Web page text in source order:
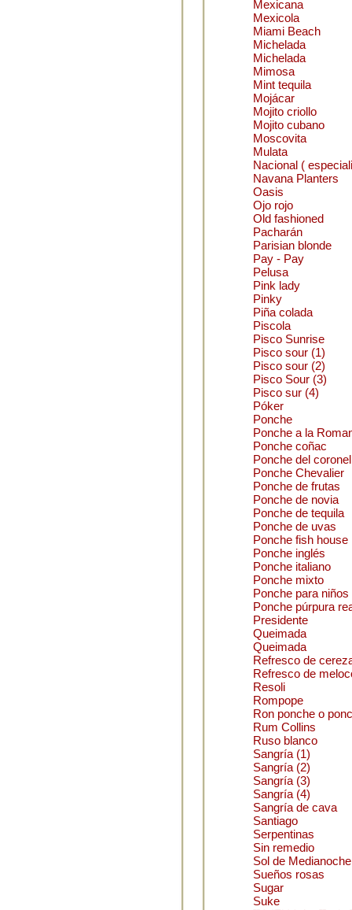
Mexicana
Mexicola
Miami Beach
Michelada
Michelada
Mimosa
Mint tequila
Mojácar
Mojito criollo
Mojito cubano
Moscovita
Mulata
Nacional (
Navana Planters
Oasis
Ojo rojo
Old fashioned
Pacharán
Parisian blonde
Pay - Pay
Pelusa
Pink lady
Pinky
Piña colada
Piscola
Pisco Sunrise
Pisco sour (1)
Pisco sour (2)
Pisco Sour (3)
Pisco sur (4)
Póker
Ponche
Ponche a la
Ponche coñac
Ponche del coronel
Ponche Chevalier
Ponche de frutas
Ponche de novia
Ponche de tequila
Ponche de uvas
Ponche fish house
Ponche inglés
Ponche italiano
Ponche mixto
Ponche para niños
Ponche púrpura
Presidente
Queimada
Queimada
Refresco de
Refresco de
Resoli
Rompope
Ron ponche o
Rum Collins
Ruso blanco
Sangría (1)
Sangría (2)
Sangría (3)
Sangría (4)
Sangría de cava
Santiago
Serpentinas
Sin remedio
Sol de Medianoche
Sueños rosas
Sugar
Suke